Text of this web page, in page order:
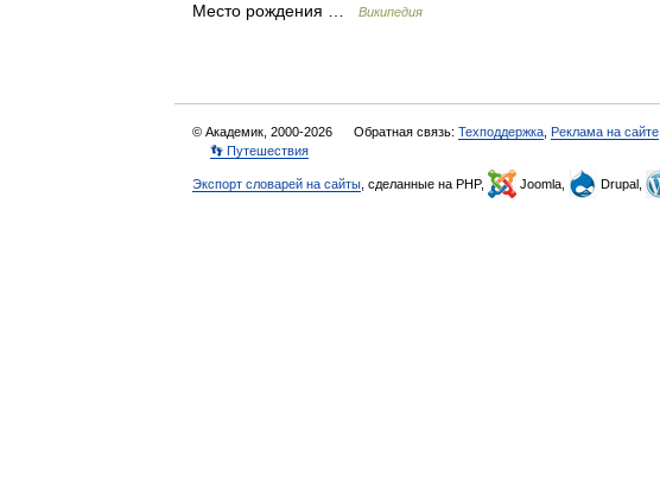
Место рождения …
Википедия
© Академик, 2000-2026 Обратная связь: Техподдержка Реклама на сайте
👣 Путешествия
Экспорт словарей на сайты , сделанные на PHP, Joomla, Drupal,